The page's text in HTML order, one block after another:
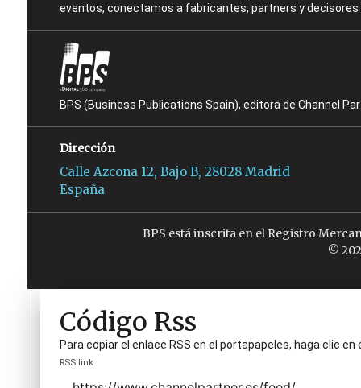
eventos, conectamos a fabricantes, partners y decisores
BPS (Business Publications Spain), editora de Channel
Dirección
Calle Azcona 12, Bajo B, 28028 Madrid
España
BPS está inscrita en el Registro
©
Código Rss
Para copiar el enlace RSS en el portapapeles, haga clic en
RSS link